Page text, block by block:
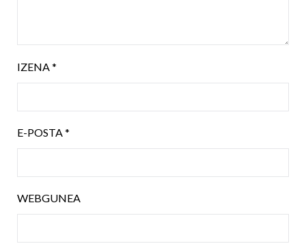
IZENA*
E-POSTA*
WEBGUNEA